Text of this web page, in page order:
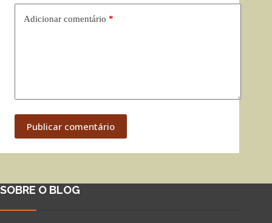
Adicionar comentário *
Publicar comentário
SOBRE O BLOG